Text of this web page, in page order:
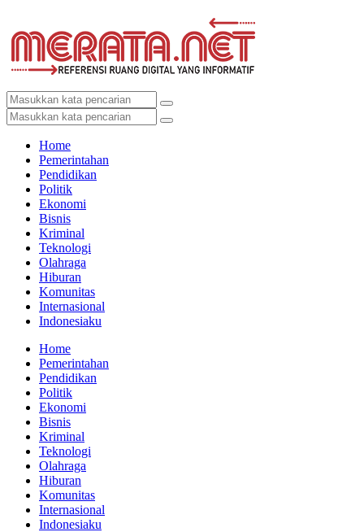
Home
Pemerintahan
Pendidikan
Politik
Ekonomi
Bisnis
Kriminal
Teknologi
Olahraga
Hiburan
Komunitas
Internasional
Indonesiaku
Home
Pemerintahan
Pendidikan
Politik
Ekonomi
Bisnis
Kriminal
Teknologi
Olahraga
Hiburan
Komunitas
Internasional
Indonesiaku